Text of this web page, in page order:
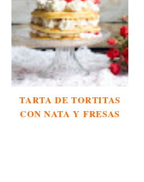
TARTA DE TORTITAS
CON NATA Y FRESAS